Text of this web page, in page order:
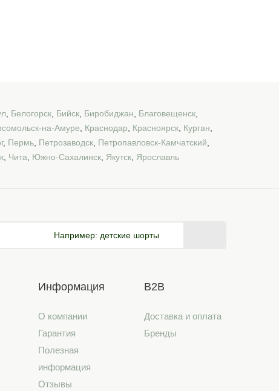
Белогорск Бийск Биробиджан Благовещенск
на-Амуре Краснодар Красноярск Курган
, Пермь Петрозаводск Петропавловск-Камчатский
Чита Южно-Сахалинск Якутск Ярославль
Например: детские шорты
Информация
О компании
Гарантия
Полезная
информация
Отзывы
B2B
Доставка и оплата
Бренды